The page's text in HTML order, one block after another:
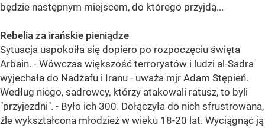
będzie następnym miejscem, do którego przyjdą...
Rebelia za irańskie pieniądze
Sytuacja uspokoiła się dopiero po rozpoczęciu święta
Arbain. - Wówczas większość terrorystów i ludzi al-Sadra
wyjechała do Nadżafu i Iranu - uważa mjr Adam Stępień.
Według niego, sadrowcy, którzy atakowali ratusz, to byli
"przyjezdni". - Było ich 300. Dołączyła do nich sfrustrowana,
źle wykształcona młodzież w wieku 18-20 lat. Wyciągnąć ją